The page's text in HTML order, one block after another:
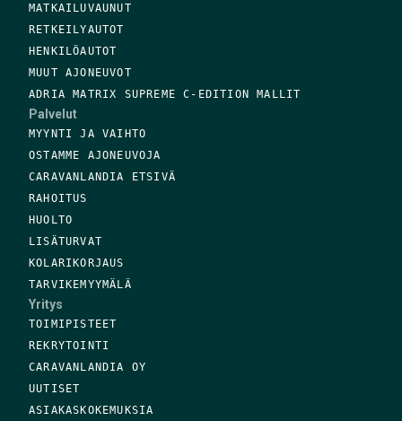
MATKAILUVAUNUT
RETKEILYAUTOT
HENKILÖAUTOT
MUUT AJONEUVOT
ADRIA MATRIX SUPREME C-EDITION MALLIT
Palvelut
MYYNTI JA VAIHTO
OSTAMME AJONEUVOJA
CARAVANLANDIA ETSIVÄ
RAHOITUS
HUOLTO
LISÄTURVAT
KOLARIKORJAUS
TARVIKEMYYMÄLÄ
Yritys
TOIMIPISTEET
REKRYTOINTI
CARAVANLANDIA OY
UUTISET
ASIAKASKOKEMUKSIA